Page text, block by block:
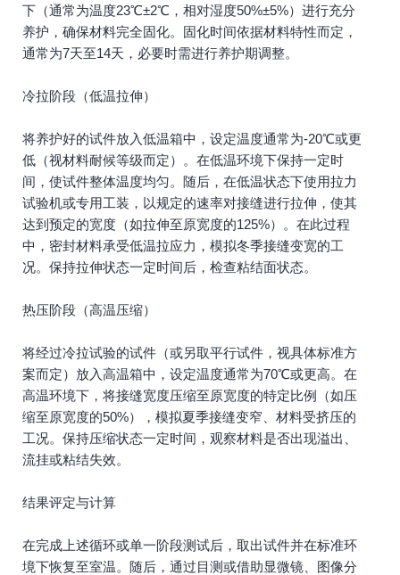
下（通常为温度23℃±2℃，相对湿度50%±5%）进行充分
养护，确保材料完全固化。固化时间依据材料特性而定，
通常为7天至14天，必要时需进行养护期调整。
冷拉阶段（低温拉伸）
将养护好的试件放入低温箱中，设定温度通常为-20℃或更
低（视材料耐候等级而定）。在低温环境下保持一定时
间，使试件整体温度均匀。随后，在低温状态下使用拉力
试验机或专用工装，以规定的速率对接缝进行拉伸，使其
达到预定的宽度（如拉伸至原宽度的125%）。在此过程
中，密封材料承受低温拉应力，模拟冬季接缝变宽的工
况。保持拉伸状态一定时间后，检查粘结面状态。
热压阶段（高温压缩）
将经过冷拉试验的试件（或另取平行试件，视具体标准方
案而定）放入高温箱中，设定温度通常为70℃或更高。在
高温环境下，将接缝宽度压缩至原宽度的特定比例（如压
缩至原宽度的50%），模拟夏季接缝变窄、材料受挤压的
工况。保持压缩状态一定时间，观察材料是否出现溢出、
流挂或粘结失效。
结果评定与计算
在完成上述循环或单一阶段测试后，取出试件并在标准环
境下恢复至室温。随后，通过目测或借助显微镜、图像分